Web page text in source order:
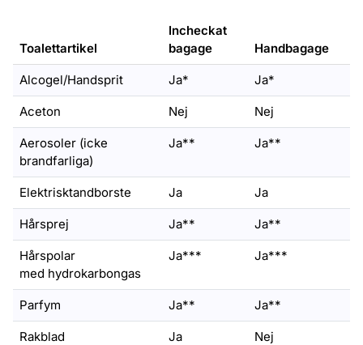
Toalettartikel
Incheckat
bagage
Handbagage
Alcogel/Handsprit Ja* Ja*
Aceton Nej Nej
Aerosoler (icke
brandfarliga)
Ja** Ja**
Elektrisktandborste Ja Ja
Hårsprej Ja** Ja**
Hårspolar
med hydrokarbongas
Ja*** Ja***
Parfym Ja** Ja**
Rakblad Ja Nej